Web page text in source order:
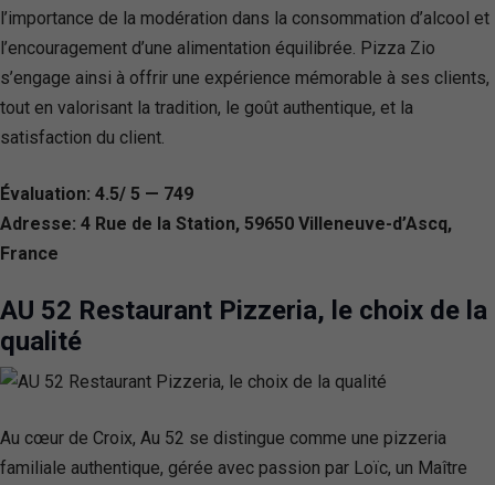
l’importance de la modération dans la consommation d’alcool et
l’encouragement d’une alimentation équilibrée. Pizza Zio
s’engage ainsi à offrir une expérience mémorable à ses clients,
tout en valorisant la tradition, le goût authentique, et la
satisfaction du client.
Évaluation: 4.5/ 5 — 749
Adresse: 4 Rue de la Station, 59650 Villeneuve-d’Ascq,
France
AU 52 Restaurant Pizzeria, le choix de la
qualité
Au cœur de Croix, Au 52 se distingue comme une pizzeria
familiale authentique, gérée avec passion par Loïc, un Maître